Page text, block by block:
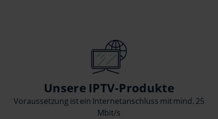
Unsere IPTV-Produkte
Voraussetzung ist ein Internetanschluss mit mind. 25
Mbit/s